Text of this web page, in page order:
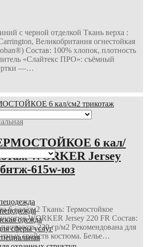
с черной отделкой Ткань верха :
Великобритания огнестойкая
Состав: 100% хлопок, плотность
«Слайтекс ПРО»: съёмный
—…
6 кал/
WORKER Jersey
615w-юз
6 кал/см2 Ткань: Термостойкое
WORKER Jersey 220 FR Состав:
220 гр/м2 Рекомендована для
свойств костюма. Белье…
одежда
сферы услуг